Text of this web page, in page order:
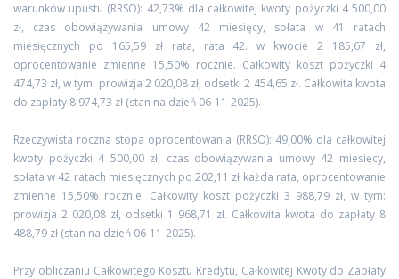
warunków upustu (RRSO): 42,73% dla całkowitej kwoty pożyczki 4 500,00
zł, czas obowiązywania umowy 42 miesięcy, spłata w 41 ratach
miesięcznych po 165,59 zł rata, rata 42. w kwocie 2 185,67 zł,
oprocentowanie zmienne 15,50% rocznie. Całkowity koszt pożyczki 4
474,73 zł, w tym: prowizja 2 020,08 zł, odsetki 2 454,65 zł. Całkowita kwota
do zapłaty 8 974,73 zł (stan na dzień 06-11-2025).
Rzeczywista roczna stopa oprocentowania (RRSO): 49,00% dla całkowitej
kwoty pożyczki 4 500,00 zł, czas obowiązywania umowy 42 miesięcy,
spłata w 42 ratach miesięcznych po 202,11 zł każda rata, oprocentowanie
zmienne 15,50% rocznie. Całkowity koszt pożyczki 3 988,79 zł, w tym:
prowizja 2 020,08 zł, odsetki 1 968,71 zł. Całkowita kwota do zapłaty 8
488,79 zł (stan na dzień 06-11-2025).
Przy obliczaniu Całkowitego Kosztu Kredytu, Całkowitej Kwoty do Zapłaty